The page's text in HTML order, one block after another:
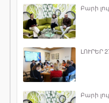
Բարի
ԼՈՒՐԵՐ
Բարի